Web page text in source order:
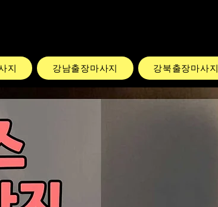
지 강남출장마사지 강북출장마사지